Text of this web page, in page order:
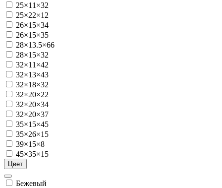
25×11×32
25×22×12
26×15×34
26×15×35
28×13.5×66
28×15×32
32×11×42
32×13×43
32×18×32
32×20×22
32×20×34
32×20×37
35×15×45
35×26×15
39×15×8
45×35×15
Цвет
Бежевый